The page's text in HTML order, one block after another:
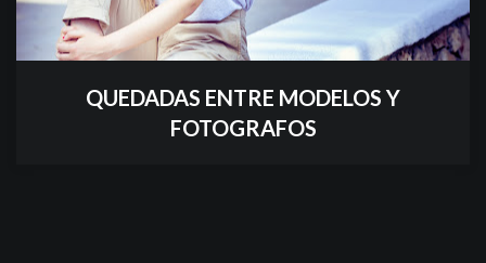
QUEDADAS ENTRE MODELOS Y
FOTOGRAFOS